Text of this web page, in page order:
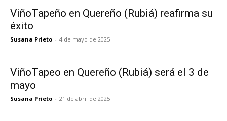
ViñoTapeño en Quereño (Rubiá) reafirma su
éxito
Susana Prieto - 4 de mayo de 2025
ViñoTapeo en Quereño (Rubiá) será el 3 de
mayo
Susana Prieto - 21 de abril de 2025